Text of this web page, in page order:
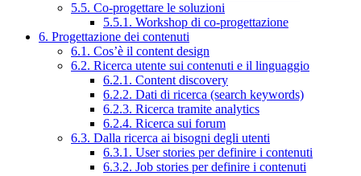
5.5. Co-progettare le soluzioni
5.5.1. Workshop di co-progettazione
6. Progettazione dei contenuti
6.1. Cos’è il content design
6.2. Ricerca utente sui contenuti e il linguaggio
6.2.1. Content discovery
6.2.2. Dati di ricerca (search keywords)
6.2.3. Ricerca tramite analytics
6.2.4. Ricerca sui forum
6.3. Dalla ricerca ai bisogni degli utenti
6.3.1. User stories per definire i contenuti
6.3.2. Job stories per definire i contenuti